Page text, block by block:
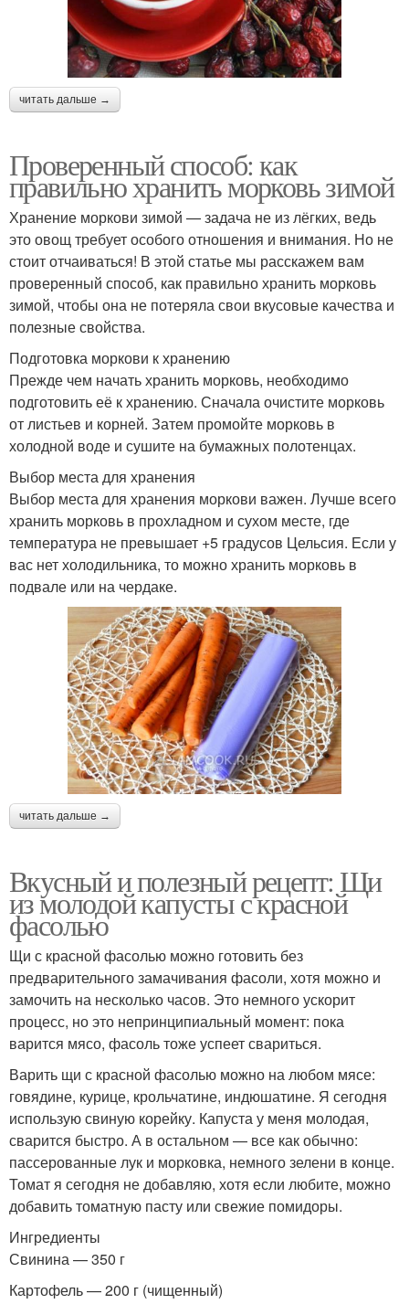
читать дальше →
Проверенный способ: как
правильно хранить морковь зимой
Хранение моркови зимой — задача не из лёгких, ведь
это овощ требует особого отношения и внимания. Но не
стоит отчаиваться! В этой статье мы расскажем вам
проверенный способ, как правильно хранить морковь
зимой, чтобы она не потеряла свои вкусовые качества и
полезные свойства.
Подготовка моркови к хранению
Прежде чем начать хранить морковь, необходимо
подготовить её к хранению. Сначала очистите морковь
от листьев и корней. Затем промойте морковь в
холодной воде и сушите на бумажных полотенцах.
Выбор места для хранения
Выбор места для хранения моркови важен. Лучше всего
хранить морковь в прохладном и сухом месте, где
температура не превышает +5 градусов Цельсия. Если у
вас нет холодильника, то можно хранить морковь в
подвале или на чердаке.
читать дальше →
Вкусный и полезный рецепт: Щи
из молодой капусты с красной
фасолью
Щи с красной фасолью можно готовить без
предварительного замачивания фасоли, хотя можно и
замочить на несколько часов. Это немного ускорит
процесс, но это непринципиальный момент: пока
варится мясо, фасоль тоже успеет свариться.
Варить щи с красной фасолью можно на любом мясе:
говядине, курице, крольчатине, индюшатине. Я сегодня
использую свиную корейку. Капуста у меня молодая,
сварится быстро. А в остальном — все как обычно:
пассерованные лук и морковка, немного зелени в конце.
Томат я сегодня не добавляю, хотя если любите, можно
добавить томатную пасту или свежие помидоры.
Ингредиенты
Свинина — 350 г
Картофель — 200 г (чищенный)